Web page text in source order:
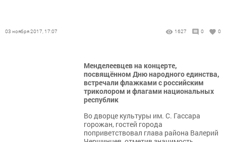
03 ноября 2017, 17:07 1627 0 0
Менделеевцев на концерте,
посвящённом Дню народного единства,
встречали флажками с российским
триколором и флагами национальных
республик
Во дворце культуры им. С. Гассара
горожан, гостей города
поприветствовал глава района Валерий